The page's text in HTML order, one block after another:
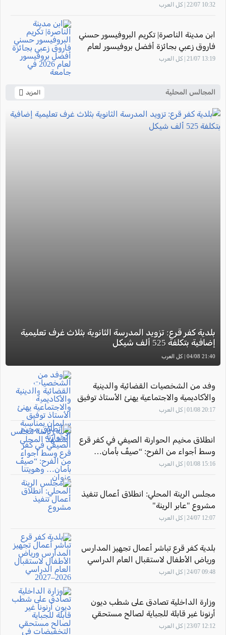
10:32 22/07 | كل العرب
ابن مدينة الناصرة| تكريم البروفيسور حسني
فاروق زعبي بجائزة أفضل بروفيسور لعام
13:19 21/07 | كل العرب
المجالس المحلية المزيد
بلدية كفر قرع: تزويد المدرسة الثانوية بثلاث غرف تعليمية
إضافية بتكلفة 525 ألف شيكل
21:40 04/08 | كل العرب
وفد من الشخصيات القضائية والدينية
والأكاديمية والاجتماعية يهنئ الأستاذ توفيق
سليمان بمناسبة توليه رئاسة مجلس
20:17 01/08 | كل العرب
انطلاق مخيم الحوارنة الصيفي في كفر قرع
وسط أجواء من الفرح: “صيفٌ بأمان…
وهويتنا عنوان"
15:16 01/08 | كل العرب
مجلس الرينة المحلي: انطلاق أعمال تنفيذ
مشروع "عابر الرينة"
12:07 24/07 | كل العرب
بلدية كفر قرع تباشر أعمال تجهيز المدارس
ورياض الأطفال لاستقبال العام الدراسي
2026–2027
09:48 24/07 | كل العرب
وزارة الداخلية تصادق على شطب ديون
أرنونا غير قابلة للجباية لصالح مستحقي
12:12 23/07 | كل العرب